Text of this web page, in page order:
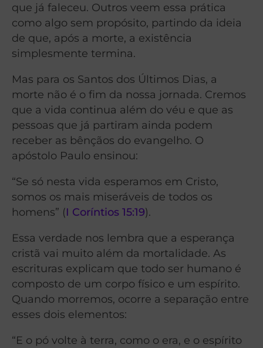
que já faleceu. Outros veem essa prática
como algo sem propósito, partindo da ideia
de que, após a morte, a existência
simplesmente termina.
Mas para os Santos dos Últimos Dias, a
morte não é o fim da nossa jornada. Cremos
que a vida continua além do véu e que as
pessoas que já partiram ainda podem
receber as bênçãos do evangelho. O
apóstolo Paulo ensinou:
“Se só nesta vida esperamos em Cristo,
somos os mais miseráveis de todos os
homens” (I Coríntios 15:19).
Essa verdade nos lembra que a esperança
cristã vai muito além da mortalidade. As
escrituras explicam que todo ser humano é
composto de um corpo físico e um espírito.
Quando morremos, ocorre a separação entre
esses dois elementos:
“E o pó volte à terra, como o era, e o espírito